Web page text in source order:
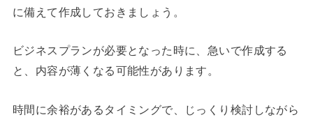
に備えて作成しておきましょう。
ビジネスプランが必要となった時に、急いで作成する
と、内容が薄くなる可能性があります。
時間に余裕があるタイミングで、じっくり検討しながら